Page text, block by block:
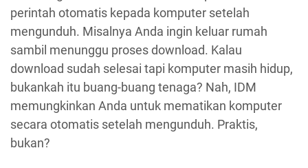
perintah otomatis kepada komputer setelah
mengunduh. Misalnya Anda ingin keluar rumah
sambil menunggu proses download. Kalau
download sudah selesai tapi komputer masih hidup,
bukankah itu buang-buang tenaga? Nah, IDM
memungkinkan Anda untuk mematikan komputer
secara otomatis setelah mengunduh. Praktis,
bukan?